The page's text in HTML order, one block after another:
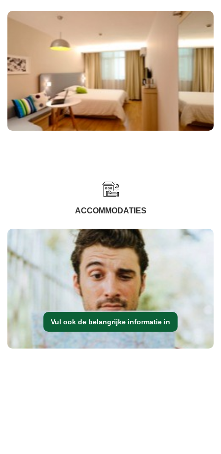
ACCOMMODATIES
Vul ook de belangrijke informatie in